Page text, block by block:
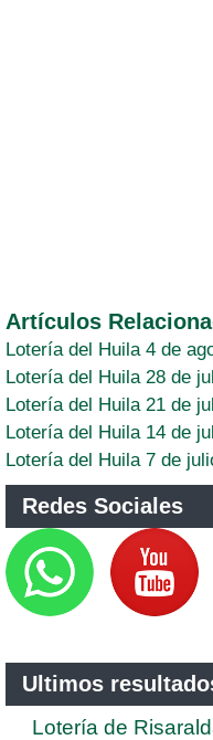
Artículos
Lotería del Huila 4 de
Lotería del Huila 28 de
Lotería del Huila 21 de
Lotería del Huila 14 de
Lotería del Huila 7 de
Redes Sociales
Ultimos
Lotería de